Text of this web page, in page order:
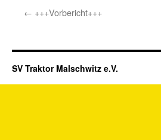
← +++Vorbericht+++
SV Traktor Malschwitz e.V.